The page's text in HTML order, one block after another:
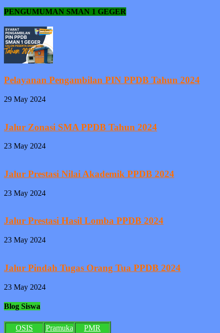
PENGUMUMAN SMAN 1 GEGER
Pelayanan Pengambilan PIN PPDB Tahun 2024
29 May 2024
Jalur Zonasi SMA PPDB Tahun 2024
23 May 2024
Jalur Prestasi Nilai Akademik PPDB 2024
23 May 2024
Jalur Prestasi Hasil Lomba PPDB 2024
23 May 2024
Jalur Pindah Tugas Orang Tua PPDB 2024
23 May 2024
Blog Siswa
OSIS Pramuka
PMR